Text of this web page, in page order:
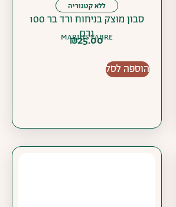
ללא קטגוריה
סבון מוצק בניחוח ורד בר 100
גרם
MARIUS FABRE
₪25.00
הוספה לסל